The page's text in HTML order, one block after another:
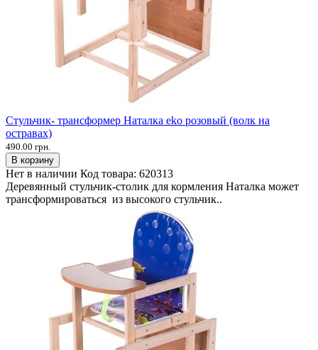
Стульчик- трансформер Наталка eko розовый (волк на
остравах)
490.00 грн.
В корзину
Нет в наличии Код товара: 620313
Деревянный стульчик-столик для кормления Наталка может
трансформироваться из высокого стульчик..